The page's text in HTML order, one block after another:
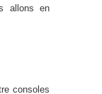
allons en
consoles